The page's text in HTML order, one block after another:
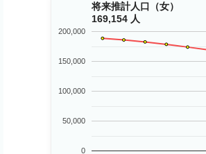
将来推計人口（女）
169,154 人
0
50,000
100,000
150,000
200,000